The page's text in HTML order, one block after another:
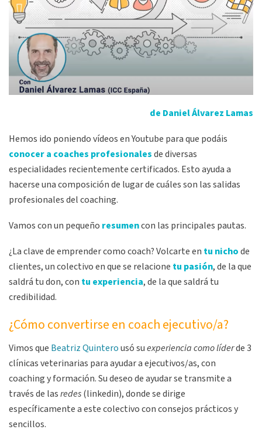
de Daniel Álvarez Lamas
Hemos ido poniendo vídeos en Youtube para que podáis
conocer a coaches profesionalesde diversas
especialidades recientemente certificados. Esto ayuda a
hacerse una composición de lugar de cuáles son las salidas
profesionales del coaching.
Vamos con un pequeño resumencon las principales pautas.
¿La clave de emprender como coach? Volcarte en tu nichode
clientes, un colectivo en que se relacione tu pasión, de la que
saldrá tu don, con tu experiencia, de la que saldrá tu
credibilidad.
¿Cómo convertirse en coach ejecutivo/a?
Vimos que Beatriz Quinterousó suexperiencia como líderde 3
clínicas veterinarias para ayudar a ejecutivos/as, con
coaching y formación. Su deseo de ayudar se transmite a
través de lasredes(linkedin), donde se dirige
específicamente a este colectivo con consejos prácticos y
sencillos.